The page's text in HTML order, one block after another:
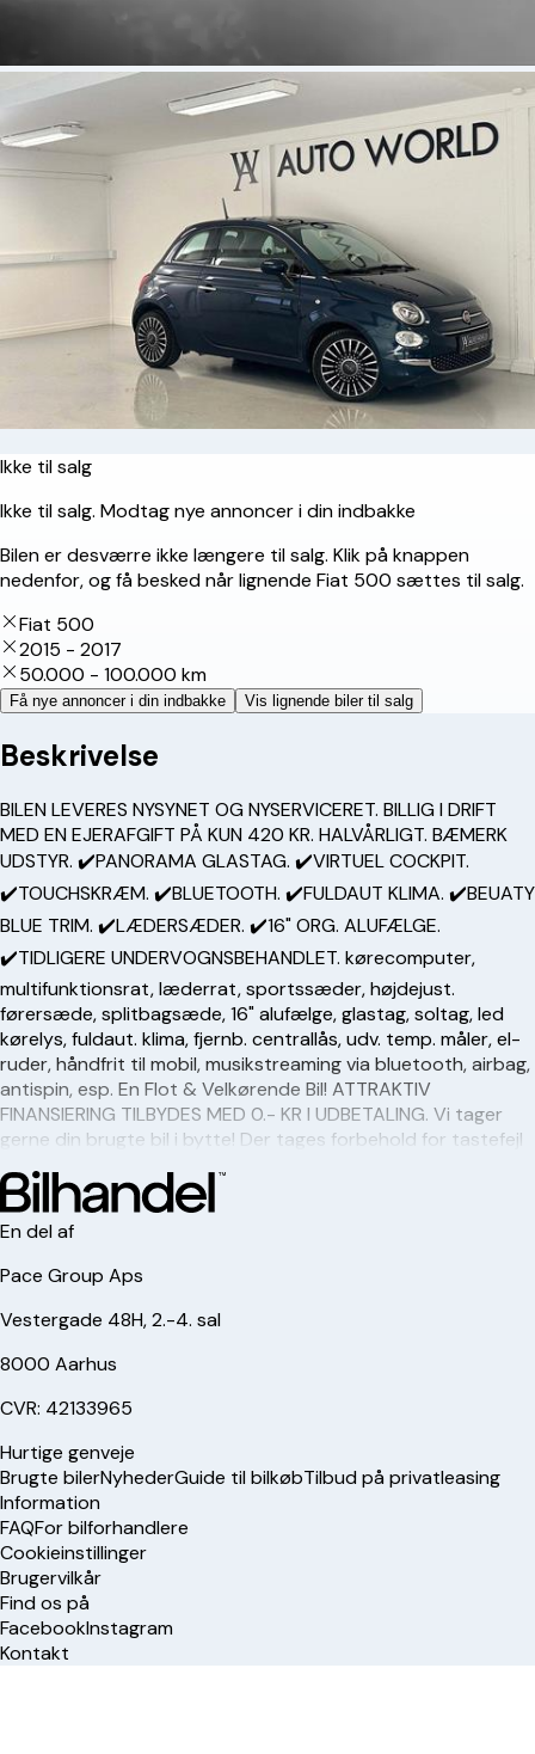
Ikke til salg
Ikke til salg. Modtag nye annoncer i din indbakke
Bilen er desværre ikke længere til salg. Klik på knappen
nedenfor, og få besked når lignende Fiat 500 sættes til salg.
Fiat 500
2015 - 2017
50.000 - 100.000 km
Få nye annoncer i din indbakke Vis lignende biler til salg
Beskrivelse
BILEN LEVERES NYSYNET OG NYSERVICERET. BILLIG I DRIFT
MED EN EJERAFGIFT PÅ KUN 420 KR. HALVÅRLIGT. BÆMERK
UDSTYR. ✔️PANORAMA GLASTAG. ✔️VIRTUEL COCKPIT.
✔️TOUCHSKRÆM. ✔️BLUETOOTH. ✔️FULDAUT KLIMA. ✔️BEUATY
BLUE TRIM. ✔️LÆDERSÆDER. ✔️16" ORG. ALUFÆLGE.
✔️TIDLIGERE UNDERVOGNSBEHANDLET. kørecomputer,
multifunktionsrat, læderrat, sportssæder, højdejust.
førersæde, splitbagsæde, 16" alufælge, glastag, soltag, led
kørelys, fuldaut. klima, fjernb. centrallås, udv. temp. måler, el-
ruder, håndfrit til mobil, musikstreaming via bluetooth, airbag,
antispin, esp. En Flot & Velkørende Bil! ATTRAKTIV
FINANSIERING TILBYDES MED 0.- KR I UDBETALING. Vi tager
gerne din brugte bil i bytte! Der tages forbehold for tastefejl
En del af
Pace Group Aps
Vestergade 48H, 2.-4. sal
8000 Aarhus
CVR: 42133965
Hurtige genveje
Brugte bilerNyhederGuide til bilkøbTilbud på privatleasing
Information
FAQFor bilforhandlere
Cookieinstillinger
Brugervilkår
Find os på
FacebookInstagram
Kontakt